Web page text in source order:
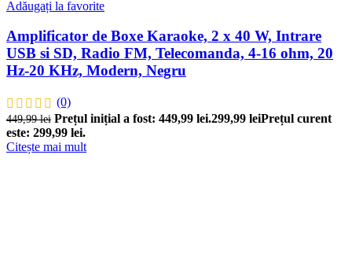
Adăugați la favorite
Amplificator de Boxe Karaoke, 2 x 40 W, Intrare
USB si SD, Radio FM, Telecomanda, 4-16 ohm, 20
Hz-20 KHz, Modern, Negru
(0)
449,99lei Prețul inițial a fost: 449,99 lei.299,99 leiPrețul curent
este: 299,99 lei.
Citește mai mult